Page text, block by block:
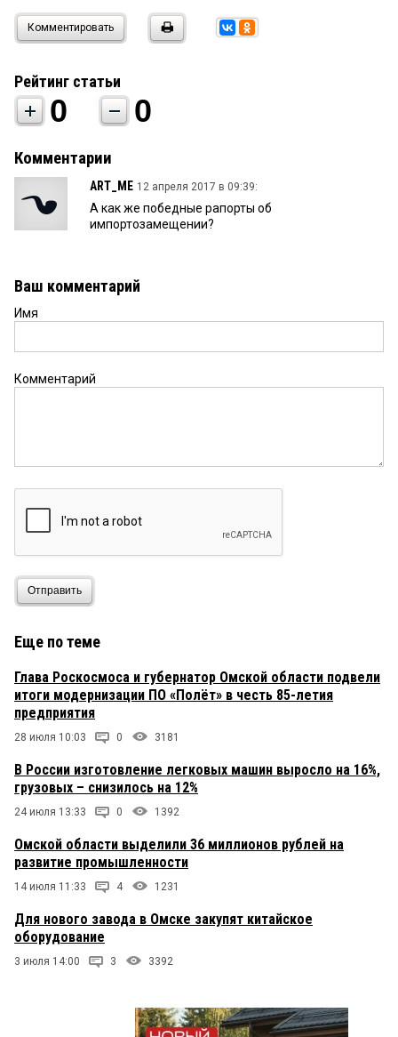
Комментировать
Рейтинг статьи
0 0
Комментарии
ART_ME 12 апреля 2017 в 09:39:
А как же победные рапорты об
импортозамещении?
Ваш комментарий
Имя
Комментарий
Отправить
Еще по теме
Глава Роскосмоса и губернатор Омской области подвели
итоги модернизации ПО «Полёт» в честь 85-летия
предприятия
28 июля 10:03 0 3181
В России изготовление легковых машин выросло на 16%,
грузовых – снизилось на 12%
24 июля 13:33 0 1392
Омской области выделили 36 миллионов рублей на
развитие промышленности
14 июля 11:33 4 1231
Для нового завода в Омске закупят китайское
оборудование
3 июля 14:00 3 3392